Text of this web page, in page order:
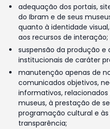
adequação dos portais,
do Ibram e de seus
quanto à identidade
aos recursos de interação;
suspensão da produção
institucionais de caráter
manutenção apenas de
comunicados objetivos,
informativos,
museus, à prestação de
programação cultural e
transparência;